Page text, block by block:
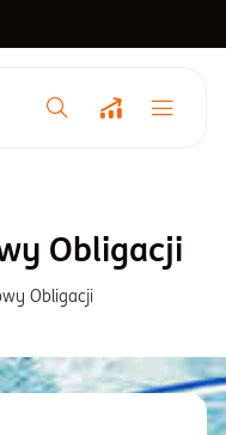
Obligacji
Obligacji